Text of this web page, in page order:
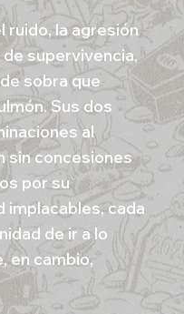
ruido, la agresión
supervivencia,
sobra que
Sus dos
al
sin concesiones
por su
cada
de ir a lo
en cambio,